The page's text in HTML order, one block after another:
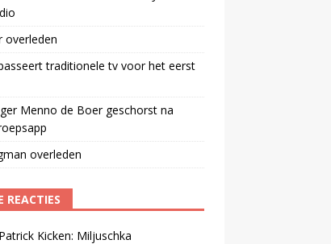
overleden
traditionele tv voor het eerst
Menno de Boer geschorst na
overleden
REACTIES
Patrick Kicken: Miljuschka